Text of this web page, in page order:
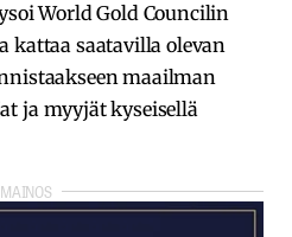
World Gold Councilin
kattaa saatavilla olevan
maailman
ja myyjät kyseisellä